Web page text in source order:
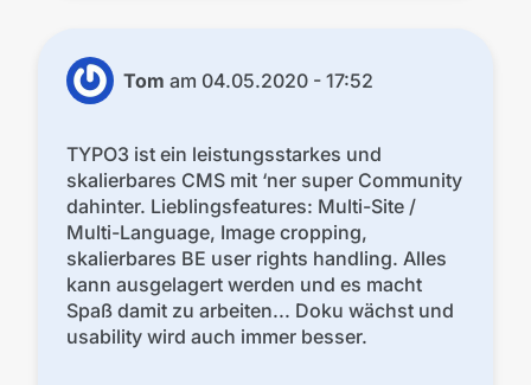
Tom am 04.05.2020 - 17:52
TYPO3 ist ein leistungsstarkes und
skalierbares CMS mit ‘ner super Community
dahinter. Lieblingsfeatures: Multi-Site /
Multi-Language, Image cropping,
skalierbares BE user rights handling. Alles
kann ausgelagert werden und es macht
Spaß damit zu arbeiten... Doku wächst und
usability wird auch immer besser.